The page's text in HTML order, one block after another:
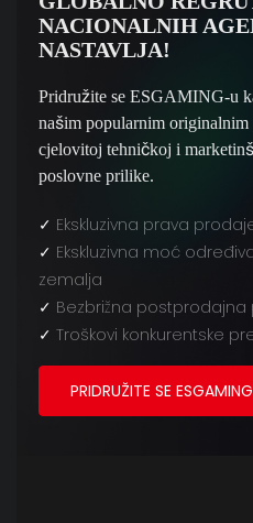
NACIONALNIH
NASTAVLJA!
Pridružite se ESGAMING-u
našim popularnim
cjelovitoj tehničkoj i
poslovne prilike.
✓ Ekskluzivna prava
✓ Ekskluzivna moć
zemalja
✓ Bezbrižna postprodajna
✓ Troškovi konkurentske
PRIDRUŽITE SE